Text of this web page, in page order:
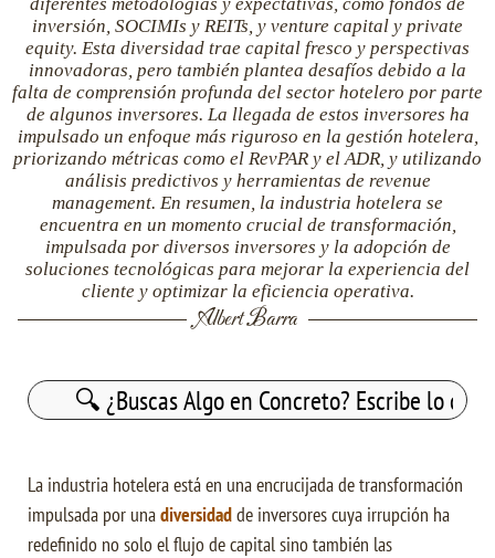
inversión, SOCIMIs y REITs, y venture capital y private
equity. Esta diversidad trae capital fresco y perspectivas
innovadoras, pero también plantea desafíos debido a la
falta de comprensión profunda del sector hotelero por parte
de algunos inversores. La llegada de estos inversores ha
impulsado un enfoque más riguroso en la gestión hotelera,
priorizando métricas como el RevPAR y el ADR, y utilizando
análisis predictivos y herramientas de revenue
management. En resumen, la industria hotelera se
encuentra en un momento crucial de transformación,
impulsada por diversos inversores y la adopción de
soluciones tecnológicas para mejorar la experiencia del
cliente y optimizar la eficiencia operativa.
Albert Barra
Buscar:
La industria hotelera está en una encrucijada de transformación
impulsada por unadiversidadde inversores cuya irrupción ha
redefinido no solo el flujo de capital sino también las